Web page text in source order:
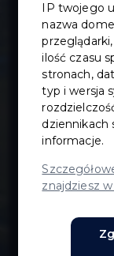
ulicy
z
IP twojego
nazwa
ilość czasu
stronach,
typ i wersja
dziennikach
informacje.
znajdziesz